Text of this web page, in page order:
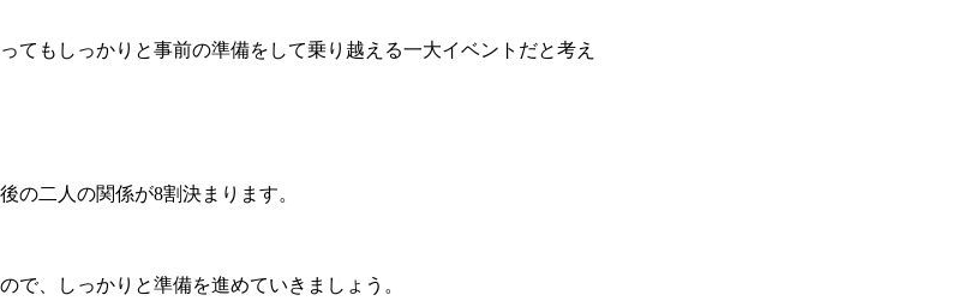
てもしっかりと事前の準備をして乗り越える一大イベントだと考え
の二人の関係が8割決まります。
で、しっかりと準備を進めていきましょう。